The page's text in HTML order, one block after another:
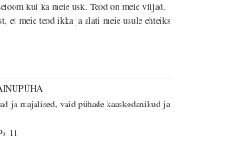
kui ka meie usk. Teod on meie viljad.
et meie teod ikka ja alati meie usule ehteiks
ja majalised, vaid pühade kaaskodanikud ja
11